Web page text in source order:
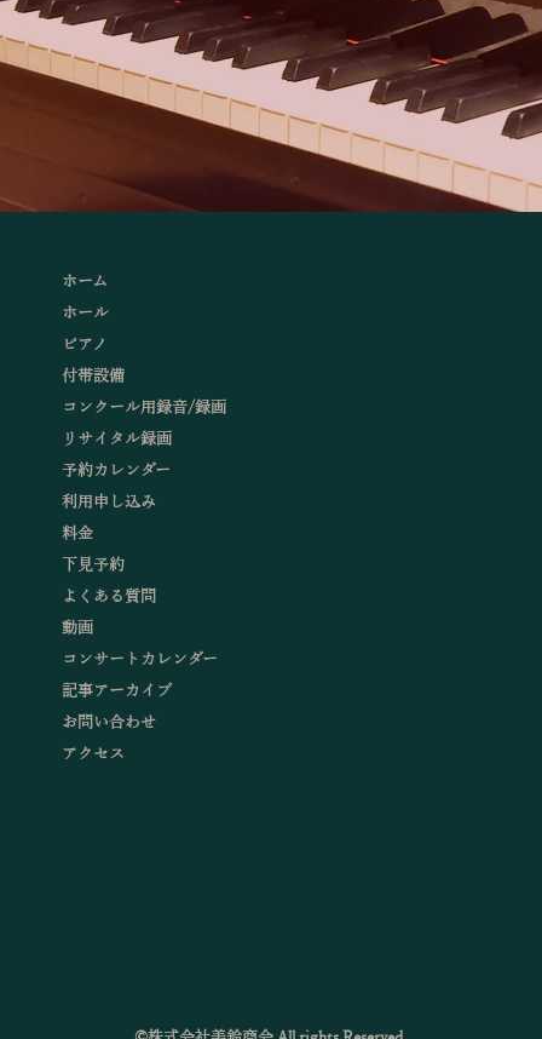
ホーム
ホール
ピアノ
付帯設備
コンクール用録音/録画
リサイタル録画
予約カレンダー
利用申し込み
料金
下見予約
よくある質問
動画
コンサートカレンダー
記事アーカイブ
お問い合わせ
アクセス